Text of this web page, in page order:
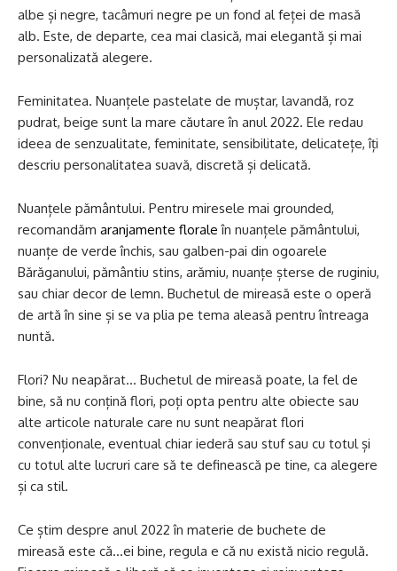
albe și negre, tacâmuri negre pe un fond al feței de masă
alb. Este, de departe, cea mai clasică, mai elegantă și mai
personalizată alegere.
Feminitatea. Nuanțele pastelate de muștar, lavandă, roz
pudrat, beige sunt la mare căutare în anul 2022. Ele redau
ideea de senzualitate, feminitate, sensibilitate, delicatețe, îți
descriu personalitatea suavă, discretă și delicată.
Nuanțele pământului. Pentru miresele mai grounded,
recomandăm aranjamente florale în nuanțele pământului,
nuanțe de verde închis, sau galben-pai din ogoarele
Bărăganului, pământiu stins, arămiu, nuanțe șterse de ruginiu,
sau chiar decor de lemn. Buchetul de mireasă este o operă
de artă în sine și se va plia pe tema aleasă pentru întreaga
nuntă.
Flori? Nu neapărat… Buchetul de mireasă poate, la fel de
bine, să nu conțină flori, poți opta pentru alte obiecte sau
alte articole naturale care nu sunt neapărat flori
convenționale, eventual chiar iederă sau stuf sau cu totul și
cu totul alte lucruri care să te definească pe tine, ca alegere
și ca stil.
Ce știm despre anul 2022 în materie de buchete de
mireasă este că…ei bine, regula e că nu există nicio regulă.